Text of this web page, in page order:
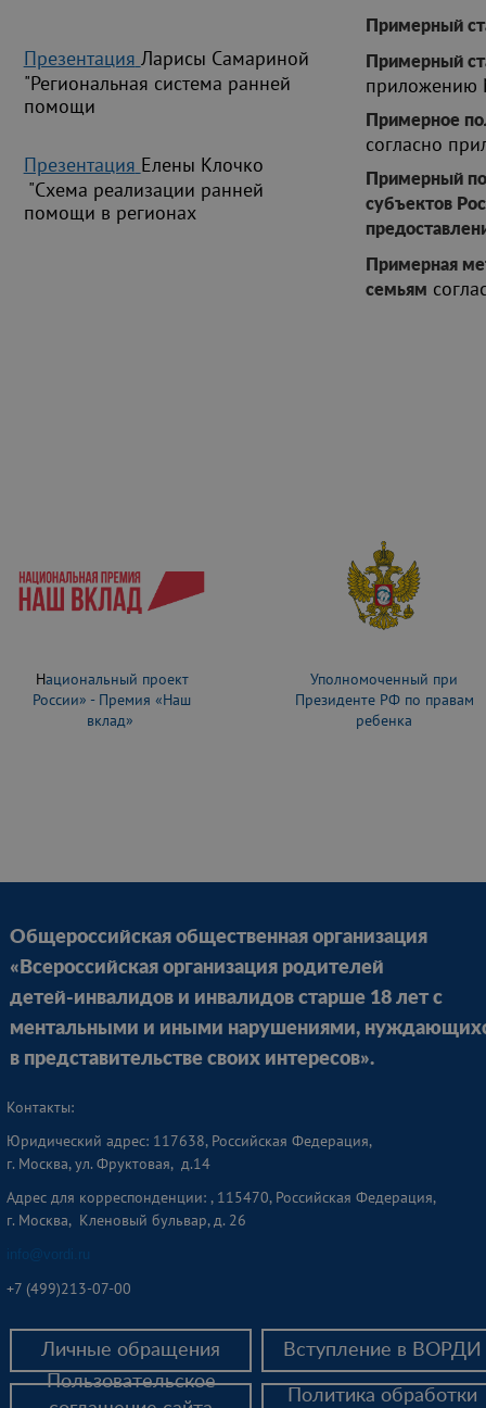
Примерный
Примерный
Примерное
согласно
Примерный
субъектов
Примерная
семьям
Презентация Ларисы Самариной
"Региональная система ранней
помощи
Презентация Елены Клочко
"Схема реализации ранней
помощи в регионах
Уполномоченный при
Президенте РФ по правам
ребенка
Национальный проект
России» - Премия «Наш
вклад»
Общероссийская общественная организация
«Всероссийская организация родителей
детей-инвалидов и инвалидов старше 18 лет с
ментальными и иными нарушениями,
в представительстве своих интересов».
Контакты:
Юридический адрес: 117638, Российская Федерация,
г. Москва, ул. Фруктовая, д.14
Адрес для корреспонденции: , 115470, Российская Федерация,
г. Москва, Кленовый бульвар, д. 26
info@vordi.ru
+7 (499)213-07-00
Личные обращения
Вступление в ВОРДИ
Пользовательское
Политика обработки